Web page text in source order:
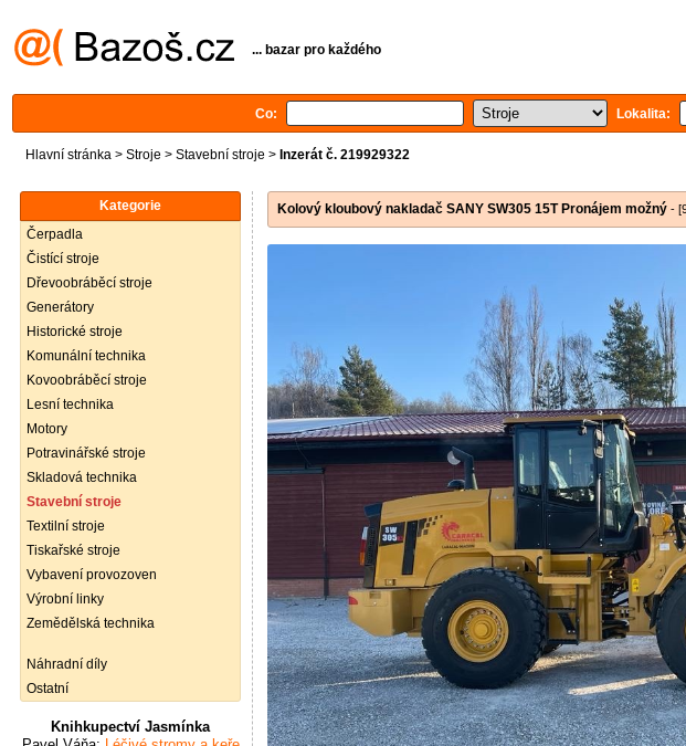
... bazar pro každého
Co: Lokalita:
Hlavní stránka > Stroje > Stavební stroje > Inzerát č. 219929322
Kategorie
Čerpadla
Čistící stroje
Dřevoobráběcí stroje
Generátory
Historické stroje
Komunální technika
Kovoobráběcí stroje
Lesní technika
Motory
Potravinářské stroje
Skladová technika
Stavební stroje
Textilní stroje
Tiskařské stroje
Vybavení provozoven
Výrobní linky
Zemědělská technika
Náhradní díly
Ostatní
Knihkupectví Jasmínka
Kolový kloubový nakladač SANY SW305 15T Pronájem možný -